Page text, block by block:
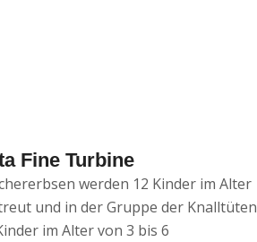
Fine Turbine
werden 12 Kinder im Alter
und in der Gruppe der Knalltüten
im Alter von 3 bis 6